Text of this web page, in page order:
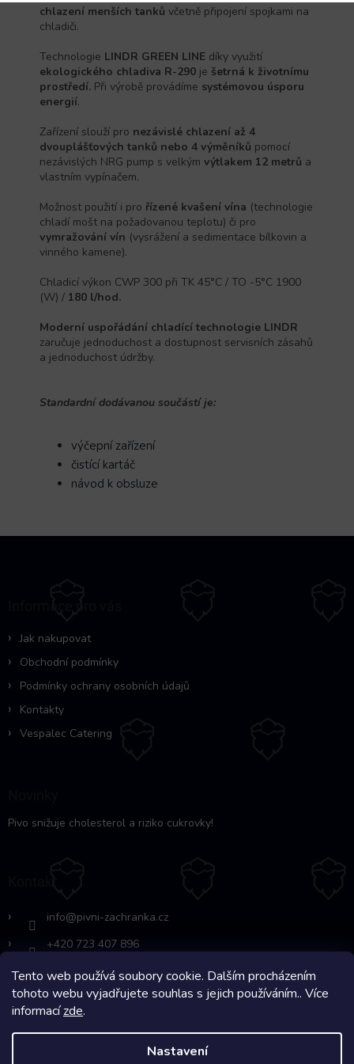
Tento web používá soubory cookie. Dalším procházením
tohoto webu vyjadřujete souhlas s jejich používáním.. Více
informacízde.
Nastavení
chlazení menších tanků včetně připojení spojkami na
chladiči.
Technologie LINDR GREEN LINE díky využití
ekologického chladiva R-290 je šetrná k životnímu
prostředí. Při výrobě provádíme systémovou úsporu
energií.
Zařízení slouží pro nezávislé chlazení až 4
dvouplášťových tanků nebo 4 výměníků pomocí
nezávislých NRG pump s velkým výtlakem 12 metrů a
vlastním vypínačem.
Možnost použití i pro řízené kvašení vína (technologie
chladí mošt na požadovanou teplotu) či pro
vymražování vín (vysrážení a sedimentace bílkovin a
vinného kamene).
Chladicí výkon CWP 300 při TK 45°C / TO -5°C 1900
(W) / 180 l/hod.
Moderní uspořádání chladící technologie LINDR
zaručuje jednoduchost a dostupnost servisních zásahů
a jednoduchost údržby.
Standardní dodávanou součástí je:
výčepní zařízení
čistící kartáč
návod k obsluze
Jak nakupovat
Obchodní podmínky
Podmínky ochrany osobních údajů
Kontakty
Vespalec Catering
Pivo snižuje cholesterol a riziko cukrovky!
info@pivni-zachranka.cz
+420 723 407 896
https://www.facebook.com/www.fb.co
m/pivnipohotovost
Pivní Záchranka. Všechna práva vyhrazena.